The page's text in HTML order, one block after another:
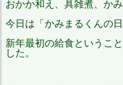
おかか和え、具雑煮、かみ
今日は「かみまるくんの
新年最初の給食というこ
した。